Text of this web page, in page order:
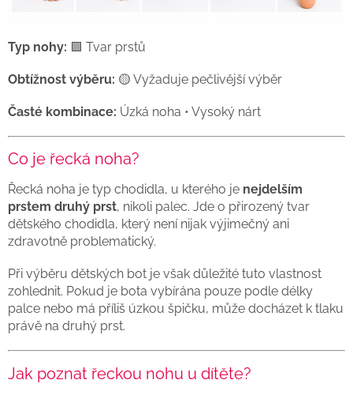
Typ nohy: 🟩 Tvar prstů
Obtížnost výběru: 🟡 Vyžaduje pečlivější výběr
Časté kombinace: Úzká noha • Vysoký nárt
Co je řecká noha?
Řecká noha je typ chodidla, u kterého je nejdelším
prstem druhý prst, nikoli palec. Jde o přirozený tvar
dětského chodidla, který není nijak výjimečný ani
zdravotně problematický.
Při výběru dětských bot je však důležité tuto vlastnost
zohlednit. Pokud je bota vybírána pouze podle délky
palce nebo má příliš úzkou špičku, může docházet k tlaku
právě na druhý prst.
Jak poznat řeckou nohu u dítěte?